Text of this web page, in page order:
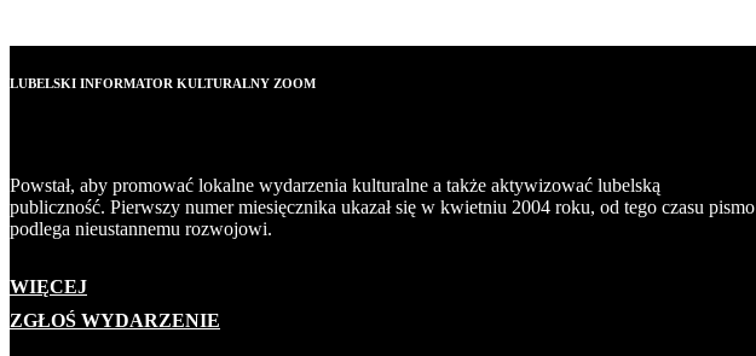
LUBELSKI INFORMATOR KULTURALNY ZOOM
Powstał, aby promować lokalne wydarzenia kulturalne a także aktywizować lubelską
publiczność. Pierwszy numer miesięcznika ukazał się w kwietniu 2004 roku, od tego czasu pismo
podlega nieustannemu rozwojowi.
WIĘCEJ
ZGŁOŚ WYDARZENIE